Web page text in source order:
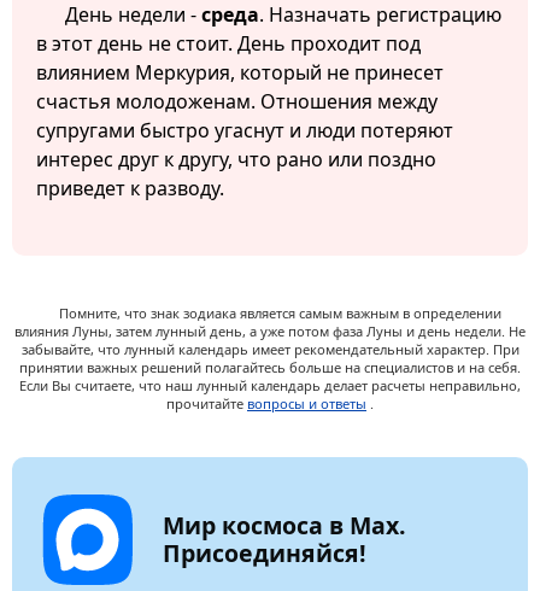
День недели -среда. Назначать регистрацию
в этот день не стоит. День проходит под
влиянием Меркурия, который не принесет
счастья молодоженам. Отношения между
супругами быстро угаснут и люди потеряют
интерес друг к другу, что рано или поздно
приведет к разводу.
Помните, что знак зодиака является самым важным в определении
влияния Луны, затем лунный день, а уже потом фаза Луны и день недели. Не
забывайте, что лунный календарь имеет рекомендательный характер. При
принятии важных решений полагайтесь больше на специалистов и на себя.
Если Вы считаете, что наш лунный календарь делает расчеты неправильно,
прочитайте вопросы и ответы .
Мир космоса в Max.
Присоединяйся!